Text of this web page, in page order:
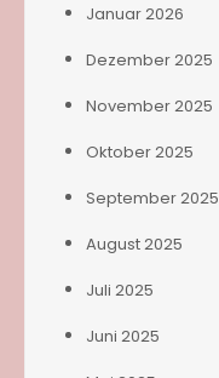
Januar 2026
Dezember 2025
November 2025
Oktober 2025
September 2025
August 2025
Juli 2025
Juni 2025